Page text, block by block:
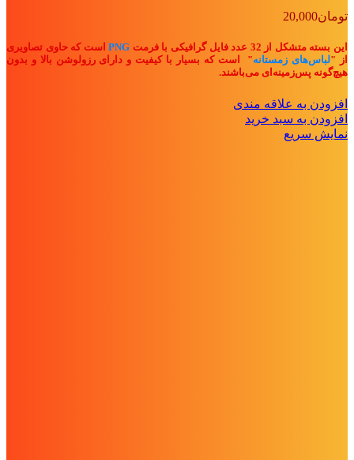
تومان20,000
این بسته متشکل از 32 عدد فایل گرافیکی با فرمت PNGاست که حاوی تصاویری
از "لباس‌های زمستانه" است که بسیار با کیفیت و دارای رزولوشن بالا و بدون
هیچ‌گونه پس‌زمینه‌ای می‌باشند.
افزودن به علاقه مندی
افزودن به سبد خرید
نمایش سریع